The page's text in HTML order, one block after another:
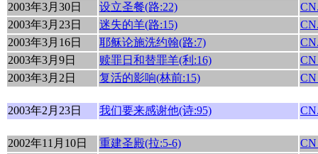
2003年3月30日 设立圣餐(路:22)
2003年3月23日
迷失的羊(路:15)
2003年3月16日
耶稣论施洗约翰(路:7)
2003年3月9日
赎罪日和替罪羊(利:16)
2003年3月2日
复活的影响(林前:15)
2003年2月23日 我们要来感谢他(诗:95)
2002年11月10日 重建圣殿(拉:5-6)